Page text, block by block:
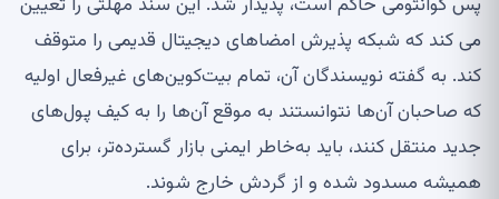
می کند که شبکه پذیرش امضاهای دیجیتال قدیمی را متوقف
کند. به گفته نویسندگان آن، تمام بیت‌کوین‌های غیرفعال اولیه
که صاحبان آن‌ها نتوانستند به موقع آن‌ها را به کیف پول‌های
جدید منتقل کنند، باید به‌خاطر ایمنی بازار گسترده‌تر، برای
همیشه مسدود شده و از گردش خارج شوند.